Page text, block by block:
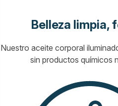
Belleza limpia,
Nuestro aceite corporal
sin productos químicos